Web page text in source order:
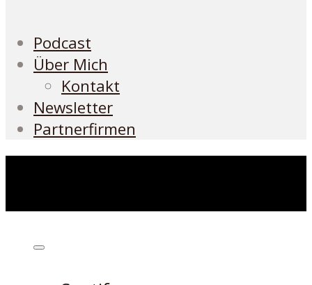
Podcast
Über Mich
Kontakt
Newsletter
Partnerfirmen